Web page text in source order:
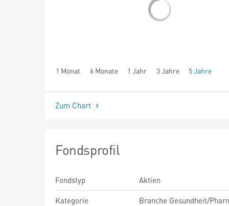
1 Monat 6 Monate 1 Jahr 3 Jahre 5 Jahre
seit Beginn
Zum Chart
Fondsprofil
Fondstyp
Aktien
Kategorie
Branche Gesundheit/